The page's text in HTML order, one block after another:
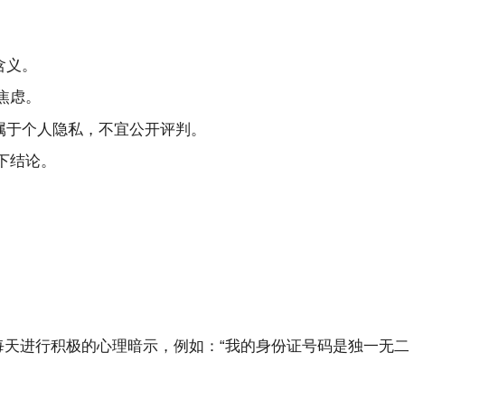
。
。
个人隐私，不宜公开评判。
论。
天进行积极的心理暗示，例如：“我的身份证号码是独一无二